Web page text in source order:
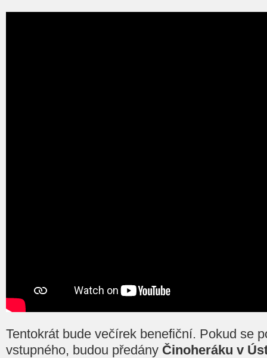
Tentokrát bude večírek benefiční. Pokud se
vstupného, budou předány Činoheráku v